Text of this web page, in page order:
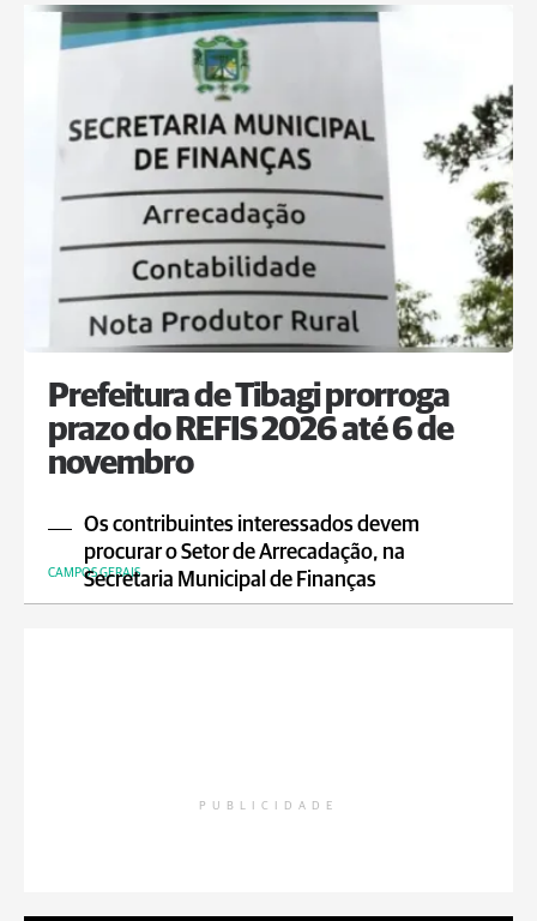
Prefeitura de Tibagi prorroga
prazo do REFIS 2026 até 6 de
novembro
Os contribuintes interessados devem
procurar o Setor de Arrecadação, na
Secretaria Municipal de Finanças
CAMPOS GERAIS
PUBLICIDADE